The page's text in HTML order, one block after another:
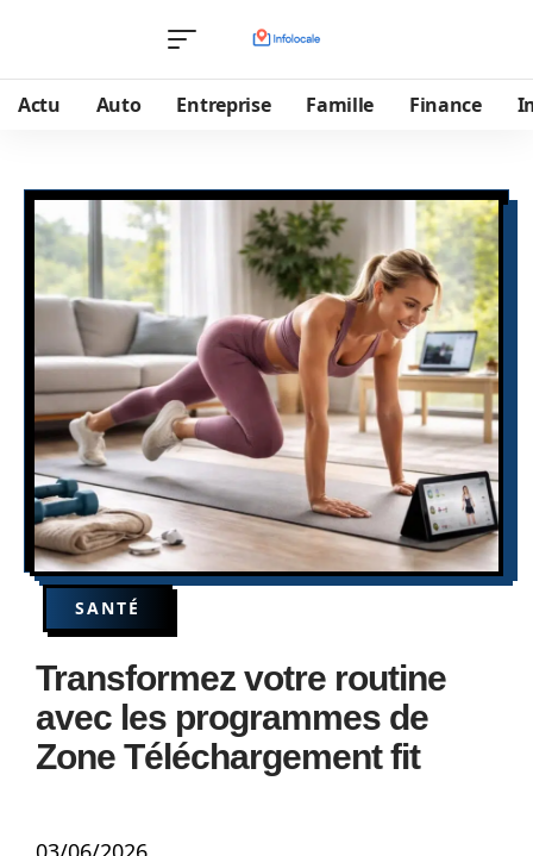
Actu Auto Entreprise Famille Finance
SANTÉ
Transformez votre routine
avec les programmes de
Zone Téléchargement fit